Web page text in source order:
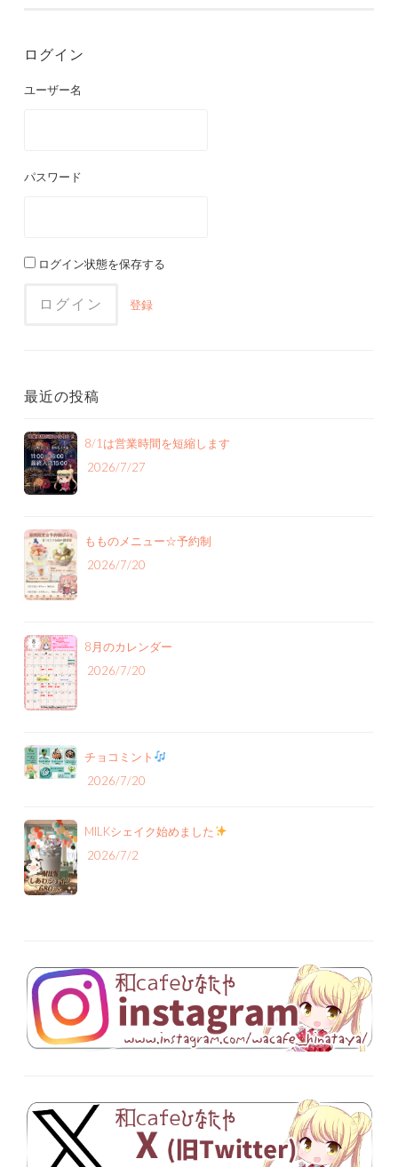
ログイン
ユーザー名
パスワード
ログイン状態を保存する
登録
最近の投稿
8/1は営業時間を短縮します
2026/7/27
もものメニュー‪☆予約制
2026/7/20
8月のカレンダー
2026/7/20
チョコミント
2026/7/20
MILKシェイク始めました
2026/7/2